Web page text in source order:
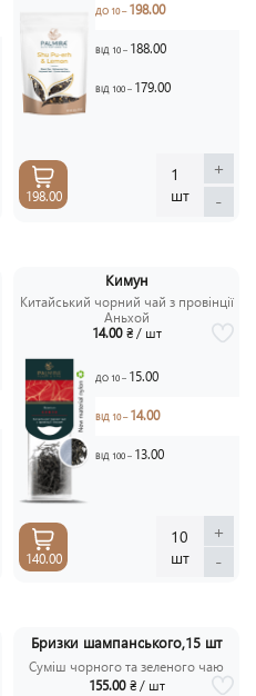
ДО 10 –198.00
ВІД 10 – 188.00
ВІД 100 – 179.00
1
шт
+
-
198.00
Кимун
Китайський чорний чай з провінції
Аньхой
14.00 ₴ / шт
ДО 10 – 15.00
ВІД 10 –14.00
ВІД 100 – 13.00
10
шт
+
-
140.00
Бризки шампанського,15 шт
Суміш чорного та зеленого чаю
155.00 ₴ / шт